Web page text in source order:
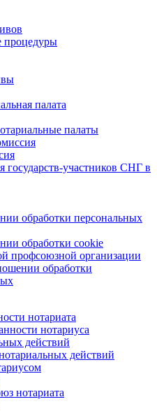
процедуры
палата
палаты
государств-участников СНГ в
обработки персональных
обработки cookie
профсоюзной организации
обработки
нотариата
нотариуса
действий
действий
нотариата